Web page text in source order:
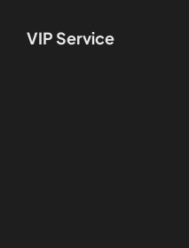
VIP Service